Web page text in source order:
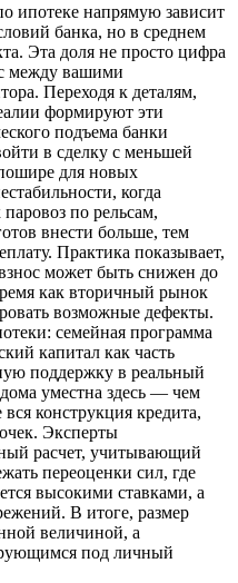
ипотеке напрямую зависит
банка, но в среднем
Эта доля не просто цифра
между вашими
Переходя к деталям,
формируют эти
подъема банки
в сделку с меньшей
для новых
когда
по рельсам,
внести больше, тем
Практика показывает,
может быть снижен до
как вторичный рынок
возможные дефекты.
семейная программа
капитал как часть
поддержку в реальный
уместна здесь — чем
конструкция кредита,
Эксперты
расчет, учитывающий
переоценки сил, где
высокими ставками, а
В итоге, размер
величиной, а
под личный